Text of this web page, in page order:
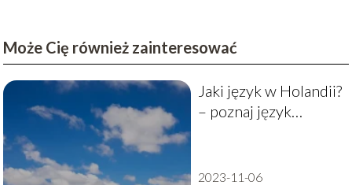
Może Cię również zainteresować
Jaki język w Holandii?
– poznaj język
2023-11-06